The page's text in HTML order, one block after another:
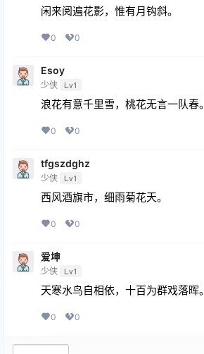
闲来阅遍花影，惟有月钩斜。
0 0
Esoy
少侠 Lv1
浪花有意千里雪，桃花无言一队春。
0 0
tfgszdghz
少侠 Lv1
西风酒旗市，细雨菊花天。
0 0
爱坤
少侠 Lv1
天寒水鸟自相依，十百为群戏落晖。
0 0